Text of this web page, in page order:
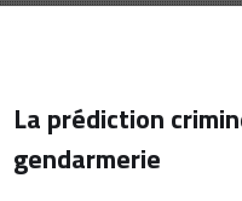
La prédiction
gendarmerie